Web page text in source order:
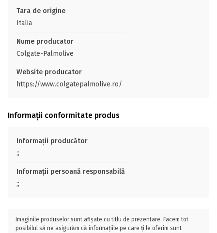
Tara de origine
Italia
Nume producator
Colgate-Palmolive
Website producator
https://www.colgatepalmolive.ro/
Informații conformitate produs
Informații producător
;;
Informații persoană responsabilă
;;
Imaginile produselor sunt afișate cu titlu de prezentare. Facem tot
posibilul să ne asigurăm că informațiile pe care ți le oferim sunt